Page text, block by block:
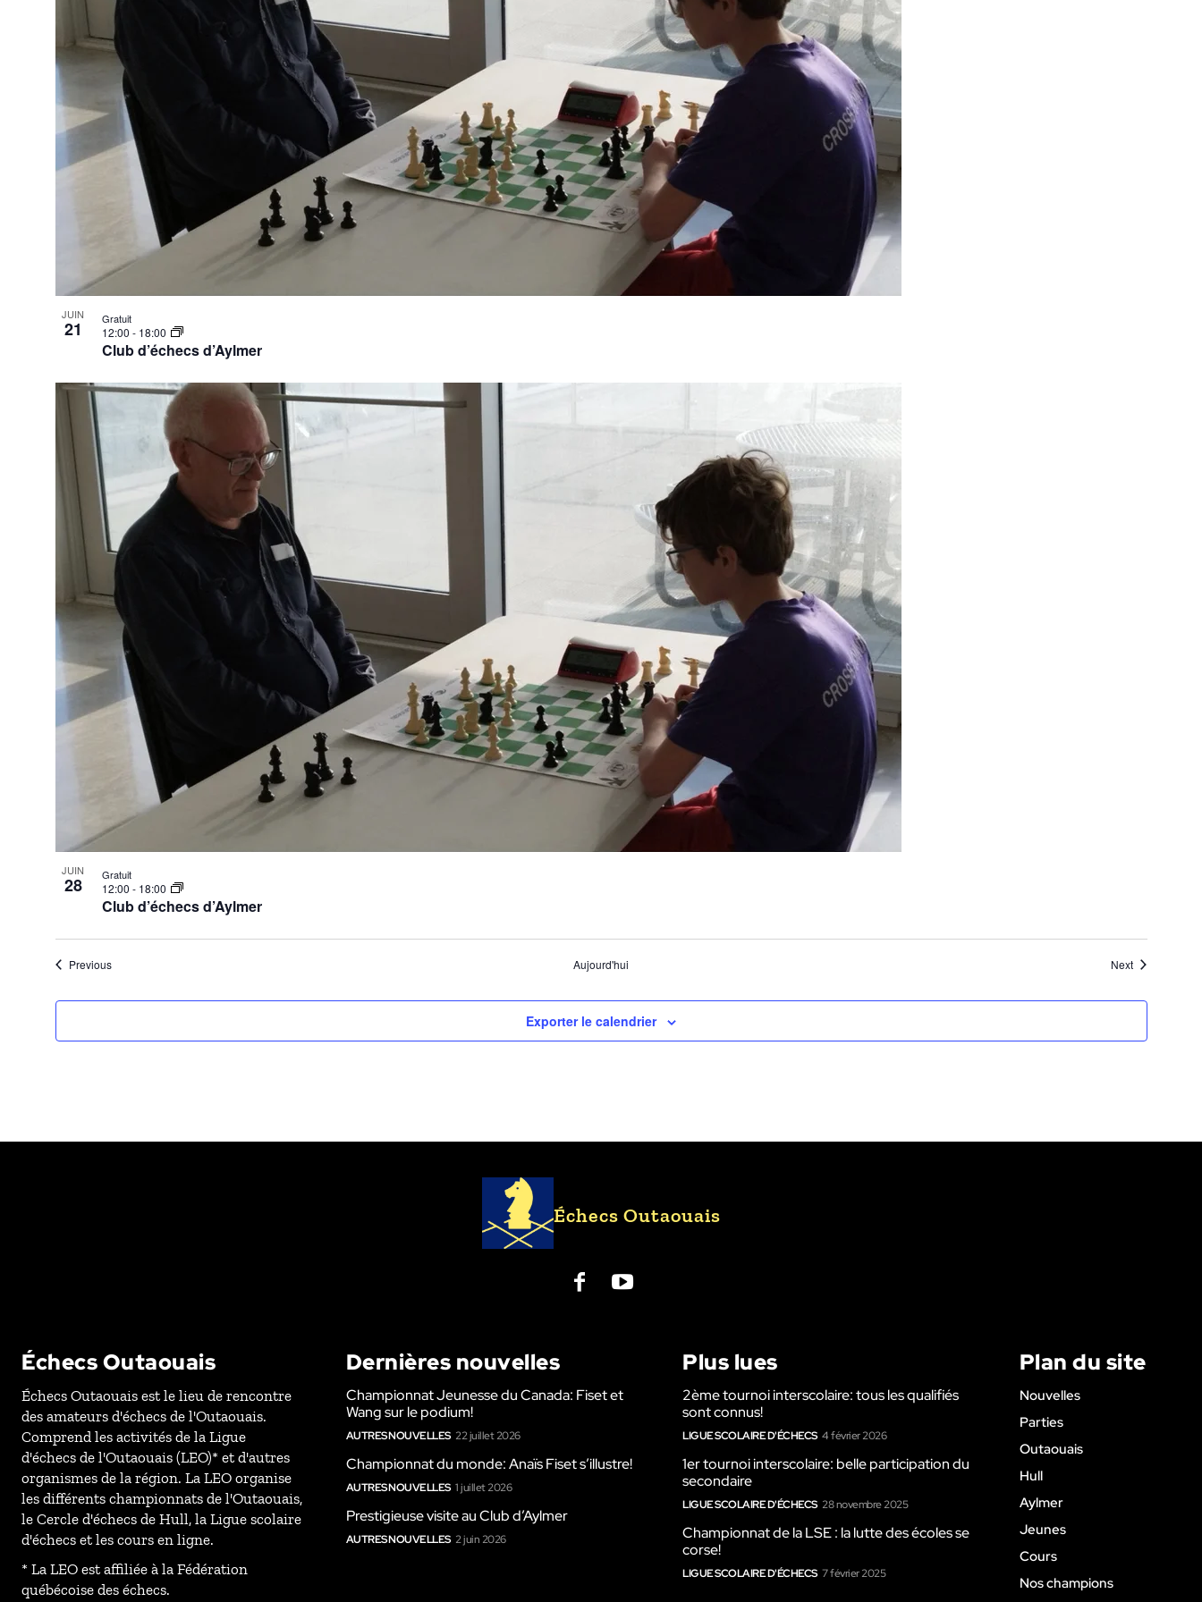
View
JUIN
21
Club d’échecs d’Aylmer
12:00 - 18:00
Gratuit
JUIN
28
Club d’échecs d’Aylmer
12:00 - 18:00
Gratuit
PreviousÉvènements Aujourd'hui NextÉvènements
Exporter le calendrier
Échecs Outaouais
Échecs Outaouais
Échecs Outaouais est le lieu de rencontre
des amateurs d'échecs de l'Outaouais.
Comprend les activités de la Ligue
d'échecs de l'Outaouais (LEO)* et d'autres
organismes de la région. La LEO organise
les différents championnats de l'Outaouais,
le Cercle d'échecs de Hull, la Ligue scolaire
d'échecs et les cours en ligne.
* La LEO est affiliée à la Fédération
québécoise des échecs.
Dernières nouvelles
Championnat Jeunesse du Canada: Fiset et
Wang sur le podium!
AUTRES NOUVELLES 22 juillet 2026
Championnat du monde: Anaïs Fiset s’illustre!
AUTRES NOUVELLES 1 juillet 2026
Prestigieuse visite au Club d’Aylmer
AUTRES NOUVELLES 2 juin 2026
Plus lues
2ème tournoi interscolaire: tous les qualifiés
sont connus!
LIGUE SCOLAIRE D'ÉCHECS 4 février 2026
1er tournoi interscolaire: belle participation du
secondaire
LIGUE SCOLAIRE D'ÉCHECS 28 novembre 2025
Championnat de la LSE : la lutte des écoles se
corse!
LIGUE SCOLAIRE D'ÉCHECS 7 février 2025
Plan du site
Nouvelles
Parties
Outaouais
Hull
Aylmer
Jeunes
Cours
Nos champions